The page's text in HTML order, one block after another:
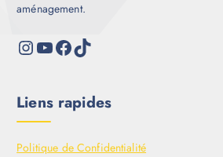
aménagement.
Liens rapides
Politique de Confidentialité